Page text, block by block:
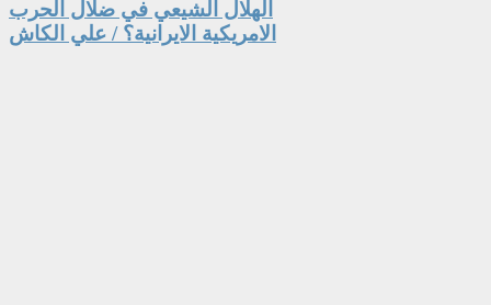
الهلال الشيعي في ضلال الحرب
الامريكية الايرانية؟ / علي الكاش